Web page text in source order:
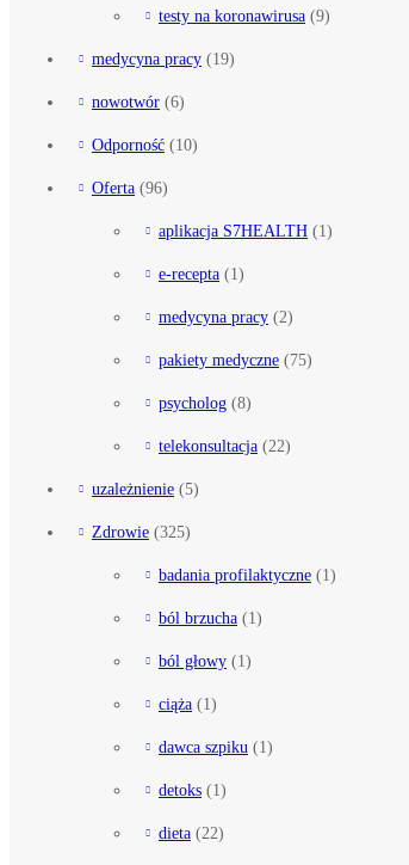
testy na koronawirusa (9)
medycyna pracy (19)
nowotwór (6)
Odporność (10)
Oferta (96)
aplikacja S7HEALTH (1)
e-recepta (1)
medycyna pracy (2)
pakiety medyczne (75)
psycholog (8)
telekonsultacja (22)
uzależnienie (5)
Zdrowie (325)
badania profilaktyczne (1)
ból brzucha (1)
ból głowy (1)
ciąża (1)
dawca szpiku (1)
detoks (1)
dieta (22)